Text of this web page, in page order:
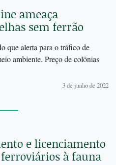
ameaça
sem ferrão
que alerta para o tráfico de
ambiente. Preço de colônias
3 de junho de 2022
e licenciamento
à fauna